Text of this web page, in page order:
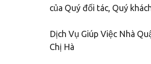
của Quý đối tác, Quý
Dịch Vụ Giúp Việc Nhà
Chị Hà